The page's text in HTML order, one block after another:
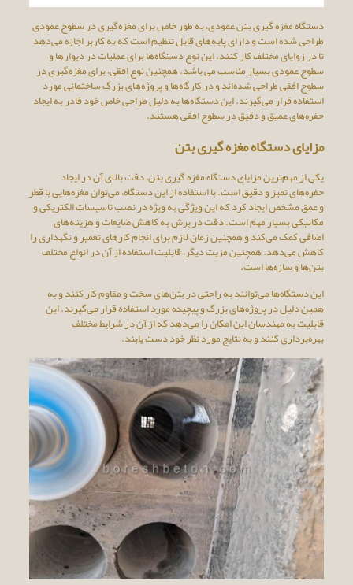
دستگاه مغزه گیری بتن عمودی، به طور خاص برای مغزه‌گیری در سطوح عمودی
طراحی شده است و دارای پایه‌های قابل تنظیم است که به کاربر اجازه می‌دهد
تا در زوایای مختلف کار کنند. این نوع دستگاه‌ها برای عملیات در دیوارها و
سطوح عمودی بسیار مناسب می باشد. همچنین نوع افقی، برای مغزه‌گیری در
سطوح افقی طراحی شده‌اند و در کارگاه‌ها و پروژه‌های بزرگ ساختمانی مورد
استفاده قرار می‌گیرند. این دستگاه‌ها به دلیل طراحی خاص خود قادر به ایجاد
حفره‌های عمیق و دقیق در سطوح افقی هستند.
مزایای دستگاه مغزه گیری بتن
یکی از مهم‌ترین مزایای دستگاه مغزه گیری بتن، دقت بالای آن در ایجاد
حفره‌های تمیز و دقیق است. با استفاده از این دستگاه، می‌توان مغزه‌هایی با قطر
و عمق مشخص ایجاد کرد که این ویژگی به ویژه در نصب تاسیسات الکتریکی و
مکانیکی بسیار مهم است. دقت در برش به کاهش ضایعات و هزینه‌های
اضافی کمک می‌کند و همچنین زمان لازم برای انجام کارهای تعمیر و نگهداری را
کاهش می‌دهد. همچنین مزیت دیگر، قابلیت استفاده از آن در انواع مختلف
بتن‌ها و سازه‌ها است.
این دستگاه‌ها می‌توانند به راحتی در بتن‌های سخت و مقاوم کار کنند و به
همین دلیل در پروژه‌های بزرگ و پیچیده مورد استفاده قرار می‌گیرند. این
قابلیت به مهندسان این امکان را می‌دهد که از آن در شرایط مختلف
بهره‌برداری کنند و به نتایج مورد نظر خود دست یابند.